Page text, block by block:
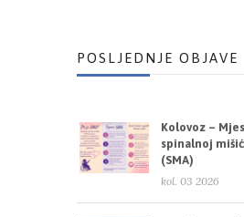
POSLJEDNJE OBJAVE
Kolovoz –
spinalnoj
(SMA)
kol. 03 2026